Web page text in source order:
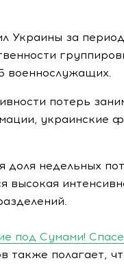
Украины за
военнослужащих.
потерь
украинские
доля недельных
высокая
под Сумами!
также полагает,